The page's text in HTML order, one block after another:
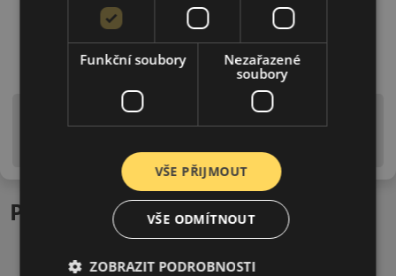
Upozornění! Hodnoty na štítku jsou pouze
informativního charakteru. Mohou být dodány pneumatiky
is EU štítky ve smyslu dosud platné (předchozí) legislativy.
Podobné produkty
Funkční soubory
Nezařazené
soubory
VŠE PŘIJMOUT
VŠE ODMÍTNOUT
ZOBRAZIT PODROBNOSTI